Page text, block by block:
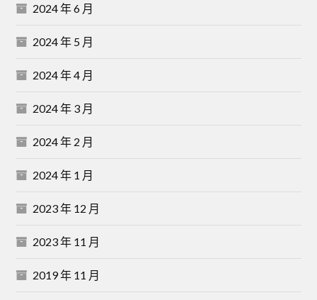
2024 年 6 月
2024 年 5 月
2024 年 4 月
2024 年 3 月
2024 年 2 月
2024 年 1 月
2023 年 12 月
2023 年 11 月
2019 年 11 月